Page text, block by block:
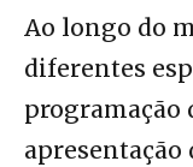
Ao longo do
diferentes
programação
apresentação